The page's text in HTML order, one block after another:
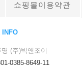
쇼핑몰이용약관
INFO
(주)빅앤조이
0385-8649-11